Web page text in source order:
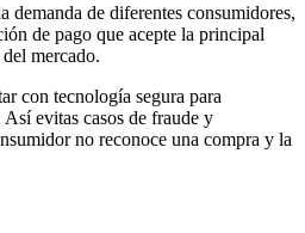
demanda de diferentes consumidores,
de pago que acepte la principal
mercado.
con tecnología segura para
evitas casos de fraude y
no reconoce una compra y la